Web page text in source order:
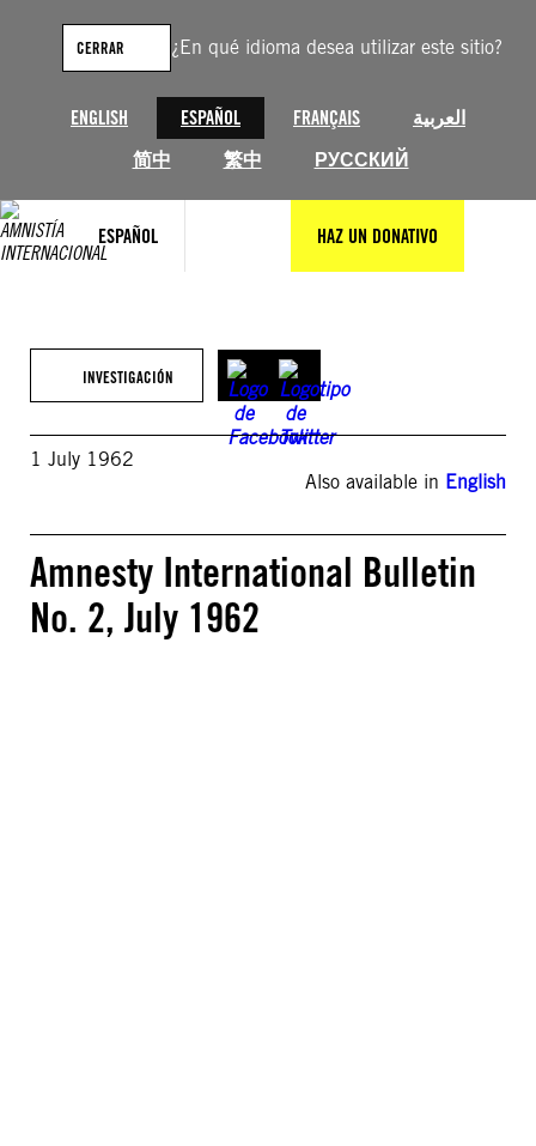
¿En qué idioma desea utilizar este sitio?
ENGLISH ESPAÑOL FRANÇAIS
العربية
简中
繁中 РУССКИЙ
CERRAR
ESPAÑOL HAZ UN DONATIVO
contenido
INVESTIGACIÓN
1 July 1962
Also available in English
Amnesty International Bulletin
No. 2, July 1962